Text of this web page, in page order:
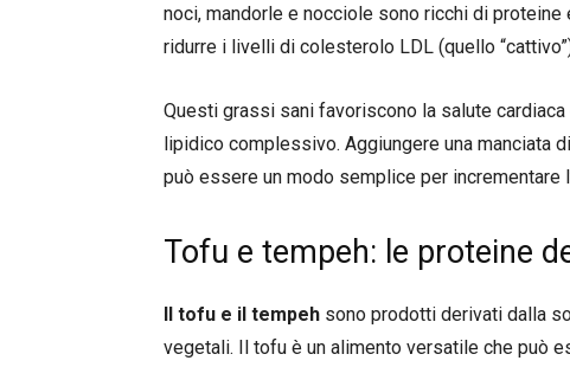
noci, mandorle e nocciole sono ricchi di
ridurre i livelli di colesterolo LDL (quello
Questi grassi sani favoriscono la salute
lipidico complessivo. Aggiungere una manciata
può essere un modo semplice per incrementare
Tofu e tempeh: le proteine
Il tofu e il tempeh sono prodotti derivati dalla
vegetali. Il tofu è un alimento versatile che può